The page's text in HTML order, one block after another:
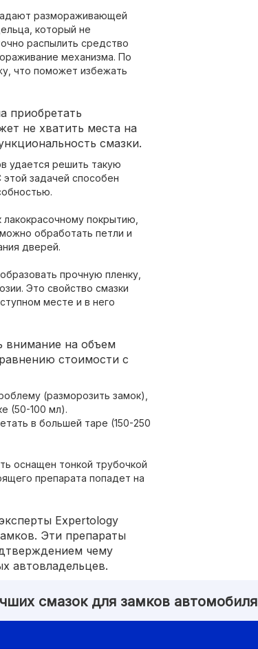
размораживающей
который не
распылить средство
механизма. По
что поможет избежать
приобретать
не хватить места на
смазки.
удается решить такую
задачей способен
покрытию,
обработать петли и
дверей.
прочную пленку,
Это свойство смазки
месте и в него
внимание на объем
стоимости с
(разморозить замок),
(50-100 мл).
в большей таре (150-250
оснащен тонкой трубочкой
препарата попадет на
Expertology
Эти препараты
чему
автовладельцев.
смазок для замков автомобиля